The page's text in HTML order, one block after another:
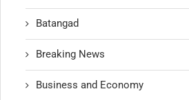
Batangad
Breaking News
Business and Economy